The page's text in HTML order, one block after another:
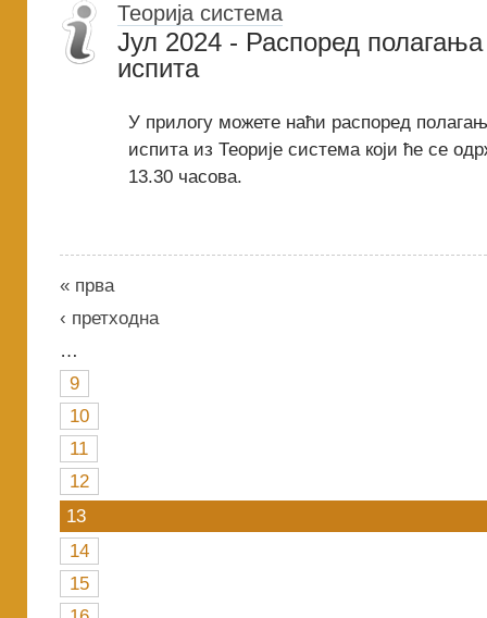
Теорија система
Јул 2024 - Распоред
испита
У прилогу можете наћи распоред
испита из Теорије система који ће се
13.30 часова.
« прва
‹ претходна
…
9
10
11
12
13
14
15